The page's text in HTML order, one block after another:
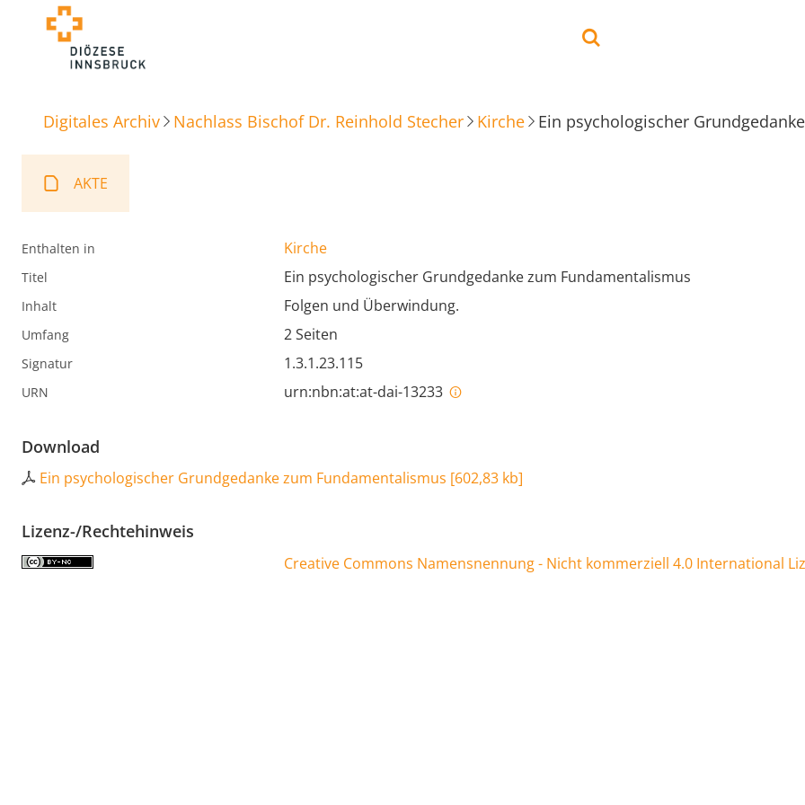
Digitales Archiv Nachlass Bischof Dr. Reinhold Stecher Kirche Ein psychologischer
AKTE
Enthalten in Kirche
Titel Ein psychologischer Grundgedanke zum Fundamentalismus
Inhalt Folgen und Überwindung.
Umfang 2 Seiten
Signatur 1.3.1.23.115
URN urn:nbn:at:at-dai-13233
Download
Ein psychologischer Grundgedanke zum Fundamentalismus [602,83 kb]
Lizenz-/Rechtehinweis
Creative Commons Namensnennung - Nicht kommerziell 4.0 International